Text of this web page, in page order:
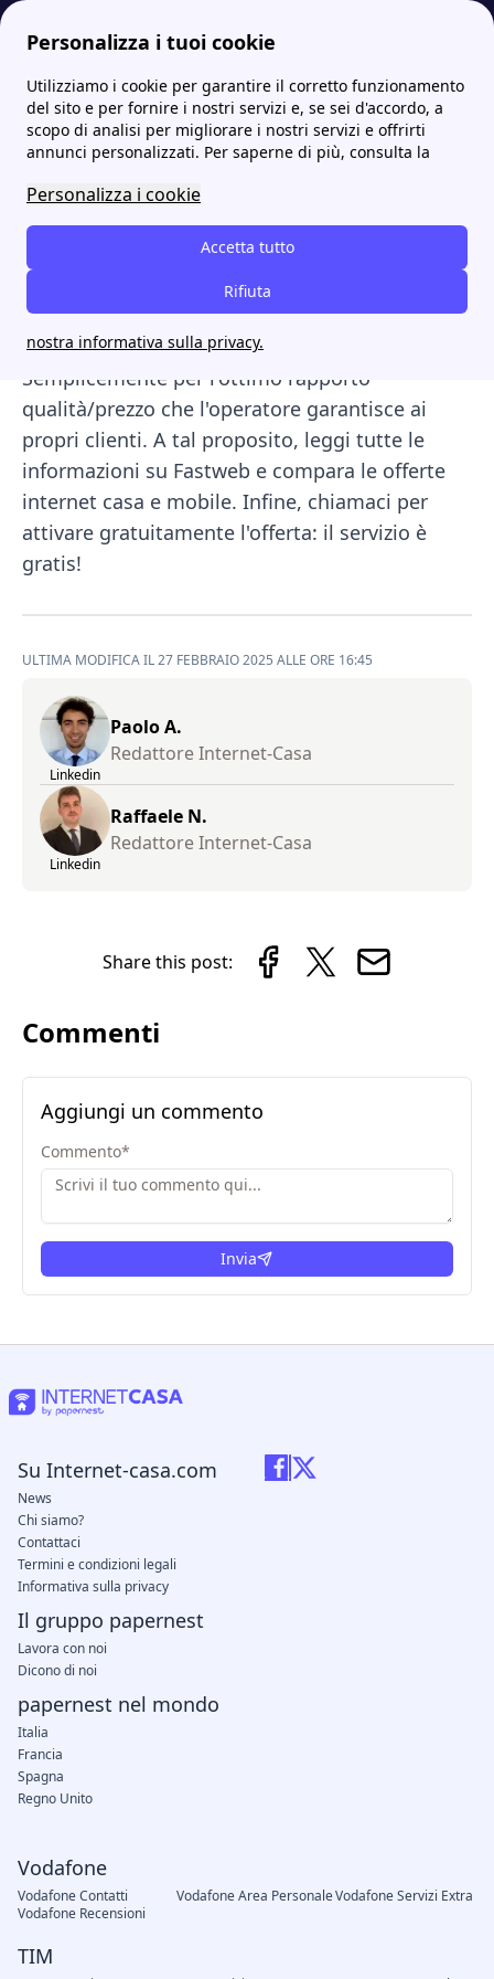
Personalizza i tuoi cookie
Utilizziamo i cookie per garantire il corretto funzionamento
del sito e per fornire i nostri servizi e, se sei d'accordo, a
scopo di analisi per migliorare i nostri servizi e offrirti
annunci personalizzati. Per saperne di più, consulta la
Personalizza i cookie
Accetta tutto
Rifiuta
nostra informativa sulla privacy.
Internet Casa Le migliori offerte telefonia fissa e mobile tutto compreso 2023 Offerte combinate Fastweb 2023: le migliori tariffe per fisso e mobile
Offerte combinate
Fastweb 2023: le migliori
tariffe per fisso e mobile
Fastweb offre alcune delle migliori offerte
attualmente sul mercato secondo alcuni
esperti di internet-casa. Perchè questo?
Semplicemente per l'ottimo rapporto
qualità/prezzo che l'operatore garantisce ai
propri clienti. A tal proposito, leggi tutte le
informazioni su Fastweb e compara le offerte
internet casa e mobile. Infine, chiamaci per
attivare gratuitamente l'offerta: il servizio è
gratis!
ULTIMA MODIFICA IL 27 FEBBRAIO 2025 ALLE ORE 16:45
Linkedin
Paolo A.
Redattore Internet-Casa
Linkedin
Raffaele N.
Redattore Internet-Casa
Share this post:
Commenti
Aggiungi un commento
Commento*
Invia
Vodafone
Vodafone Contatti Vodafone Area PersonaleVodafone Servizi Extra
Vodafone Recensioni
TIM
Su Internet-casa.com
News
Chi siamo?
Contattaci
Termini e condizioni legali
Informativa sulla privacy
Il gruppo papernest
Lavora con noi
Dicono di noi
papernest nel mondo
Italia
Francia
Spagna
Regno Unito